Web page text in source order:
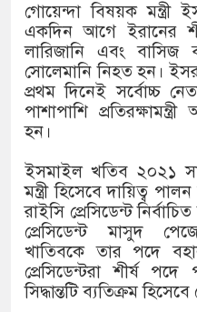
গোয়েন্দা বিষয়ক মন্ত্রী
একদিন আগে ইরানের
লারিজানি এবং বাসিজ
সোলেমানি নিহত হন।
প্রথম দিনেই সর্বোচ্চ
পাশাপাশি
হন।
ইসমাইল খতিব ২০২১
মন্ত্রী হিসেবে দায়িত্ব
রাইসি প্রেসিডেন্ট
প্রেসিডেন্ট মাসুদ
খাতিবকে তার পদে
প্রেসিডেন্টরা শীর্ষ
সিদ্ধান্তটি ব্যতিক্রম